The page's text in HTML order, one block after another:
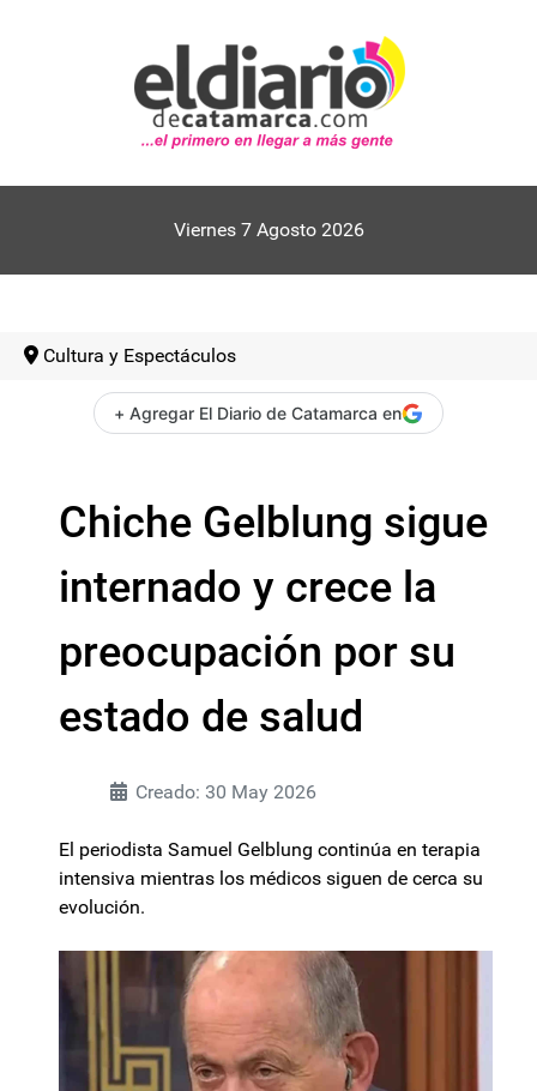
Viernes 7 Agosto 2026
Cultura y Espectáculos
+ Agregar El Diario de Catamarca en
Chiche Gelblung sigue
internado y crece la
preocupación por su
estado de salud
Creado: 30 May 2026
El periodista Samuel Gelblung continúa en terapia
intensiva mientras los médicos siguen de cerca su
evolución.